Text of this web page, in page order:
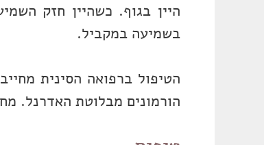
היין בגוף. כשהיין חזק
בשמיעה במקביל.
הטיפול ברפואה הסינית
הורמונים מבלוטת האדרנל.